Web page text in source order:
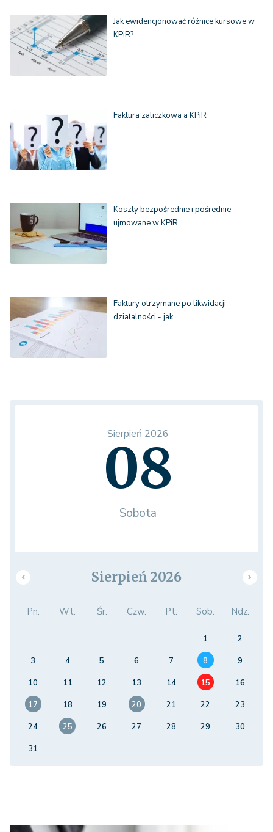
Jak ewidencjonować różnice kursowe w
KPiR?
Faktura zaliczkowa a KPiR
Koszty bezpośrednie i pośrednie
ujmowane w KPiR
Faktury otrzymane po likwidacji
działalności - jak…
Sierpień 2026
08
Sobota
Sierpień 2026
Pn. Wt. Śr. Czw. Pt. Sob. Ndz.
1
2
3
4 5 6 7 8
9
10
11 12 13 14 15
16
17
18 19 20 21 22
23
24
25 26 27 28 29
30
31